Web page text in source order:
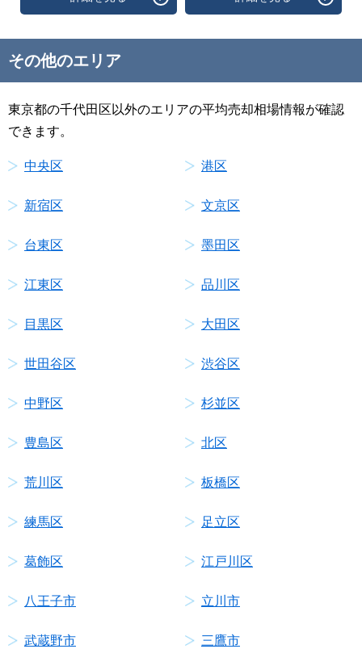
その他のエリア
東京都の千代田区以外のエリアの平均売却相場情報が確認
できます。
中央区 港区
新宿区 文京区
台東区 墨田区
江東区 品川区
目黒区 大田区
世田谷区 渋谷区
中野区 杉並区
豊島区 北区
荒川区 板橋区
練馬区 足立区
葛飾区 江戸川区
八王子市 立川市
武蔵野市 三鷹市